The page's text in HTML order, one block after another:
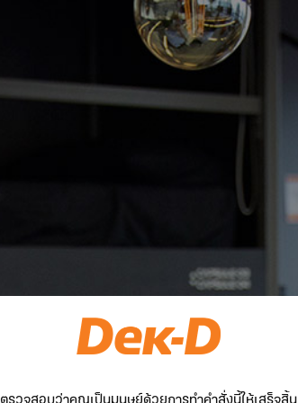
ตรวจสอบว่าคุณเป็นมนุษย์ด้วยการทำคำสั่งนี้ให้เสร็จสิ้น